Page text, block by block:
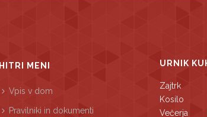
HITRI MENI
Vpis v dom
Pravilniki in dokumenti
URNIK
Zajtrk
Kosilo
Večerja